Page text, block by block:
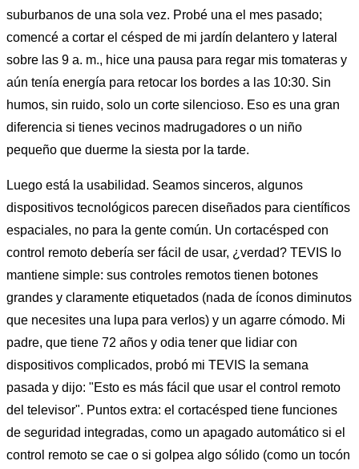
suburbanos de una sola vez. Probé una el mes pasado;
comencé a cortar el césped de mi jardín delantero y lateral
sobre las 9 a. m., hice una pausa para regar mis tomateras y
aún tenía energía para retocar los bordes a las 10:30. Sin
humos, sin ruido, solo un corte silencioso. Eso es una gran
diferencia si tienes vecinos madrugadores o un niño
pequeño que duerme la siesta por la tarde.
Luego está la usabilidad. Seamos sinceros, algunos
dispositivos tecnológicos parecen diseñados para científicos
espaciales, no para la gente común. Un cortacésped con
control remoto debería ser fácil de usar, ¿verdad? TEVIS lo
mantiene simple: sus controles remotos tienen botones
grandes y claramente etiquetados (nada de íconos diminutos
que necesites una lupa para verlos) y un agarre cómodo. Mi
padre, que tiene 72 años y odia tener que lidiar con
dispositivos complicados, probó mi TEVIS la semana
pasada y dijo: "Esto es más fácil que usar el control remoto
del televisor". Puntos extra: el cortacésped tiene funciones
de seguridad integradas, como un apagado automático si el
control remoto se cae o si golpea algo sólido (como un tocón